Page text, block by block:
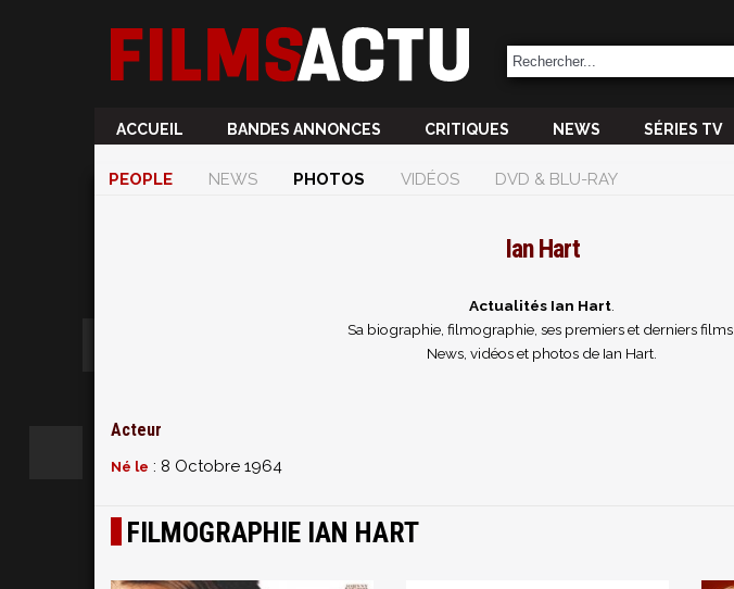
ACCUEIL BANDES ANNONCES CRITIQUES NEWS SÉRIES TV
PEOPLE NEWS PHOTOS VIDÉOS DVD & BLU-RAY
Ian Hart
Actualités Ian Hart
Sa biographie, filmographie, ses premiers et derniers films.
News, vidéos et photos de Ian Hart.
Acteur
Né le : 8 Octobre 1964
FILMOGRAPHIE IAN HART